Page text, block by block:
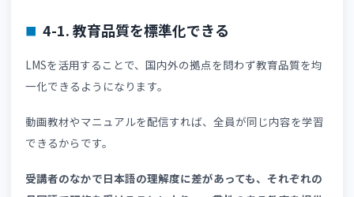
言語別テスト配信
多言語対応LMSであれば、受講者は母国語で学習を進めら
な理解につながるのです。